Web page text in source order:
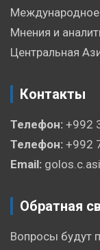
Мнения и
Центральная
Контакты
Телефон: +992
Телефон: +992
Email:
Обратная
Вопросы будут